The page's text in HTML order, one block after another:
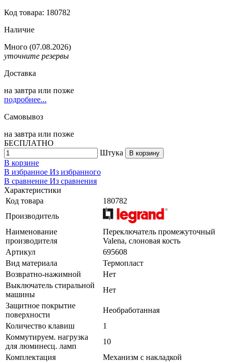
Код товара: 180782
Наличие
Много (07.08.2026)
уточните резервы
Доставка
на завтра или позже
подробнее...
Самовывоз
на завтра или позже
БЕСПЛАТНО
Штука
В корзину
В корзине
В избранное Из избранного
В сравнение Из сравнения
Характеристики
Код товара
180782
Производитель
Наименование
производителя
Переключатель промежуточный
Valena, слоновая кость
Артикул
695608
Вид материала
Термопласт
Возвратно-нажимной
Нет
Выключатель стиральной
машины
Нет
Защитное покрытие
поверхности
Необработанная
Количество клавиш
1
Коммутируем. нагрузка
для люминесц. ламп
10
Комплектация
Механизм с накладкой